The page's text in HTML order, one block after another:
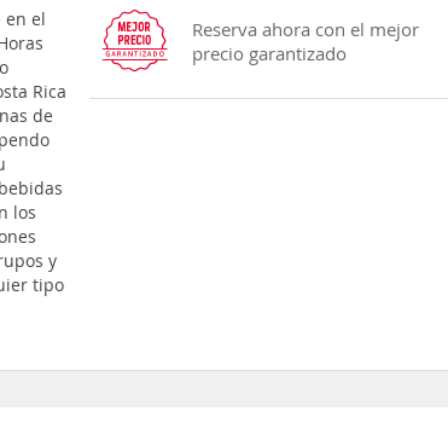
en el
Rica
de
los
y
tipo
Reserva ahora con el mejor
precio garantizado